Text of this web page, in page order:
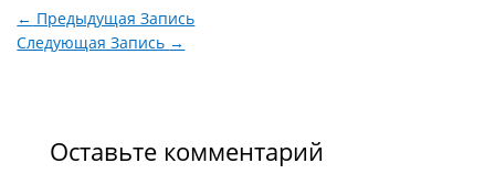
← Предыдущая Запись
Следующая Запись →
Оставьте комментарий